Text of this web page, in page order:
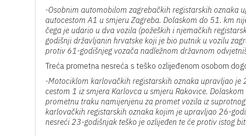
-Osobnim automobilom zagrebačkih registarskih oznaka
autocestom A1 u smjeru Zagreba. Dolaskom do 51. km
čega je udario u dva vozila (požeških i njemačkih
godišnji državljanin hrvatske koji je bio putnik u vozilu
protiv 61-godišnjeg vozača nadležnom državnom
Treća prometna nesreća s teško ozlijeđenom osobom
-Motociklom karlovačkih registarskih oznaka upravljao
cestom 1 iz smjera Karlovca u smjeru Rakovice.
prometnu traku namijenjenu za promet vozila iz
karlovačkih registarskih oznaka kojim je upravljao 26-
nesreći 23-godišnjak teško je ozlijeđen te će protiv istog